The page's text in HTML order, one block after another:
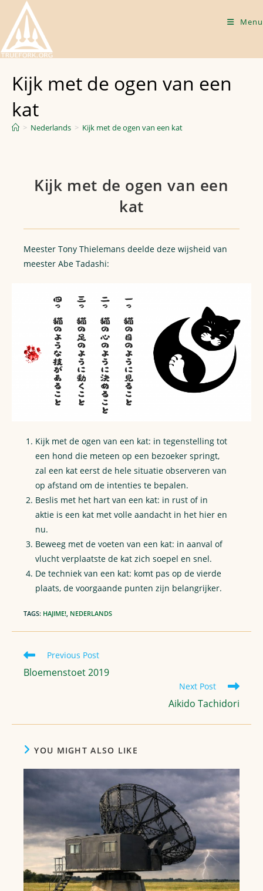
content
Menu
Kijk met de ogen van een
kat
> Nederlands > Kijk met de ogen van een kat
Kijk met de ogen van een
kat
Meester Tony Thielemans deelde deze wijsheid van
meester Abe Tadashi:
Kijk met de ogen van een kat: in tegenstelling tot
een hond die meteen op een bezoeker springt,
zal een kat eerst de hele situatie observeren van
op afstand om de intenties te bepalen.
Beslis met het hart van een kat: in rust of in
aktie is een kat met volle aandacht in het hier en
nu.
Beweeg met de voeten van een kat: in aanval of
vlucht verplaatste de kat zich soepel en snel.
De techniek van een kat: komt pas op de vierde
plaats, de voorgaande punten zijn belangrijker.
TAGS: HAJIME!, NEDERLANDS
Read
more
articles
Previous Post
Bloemenstoet 2019
Next Post
Aikido Tachidori
YOU MIGHT ALSO LIKE